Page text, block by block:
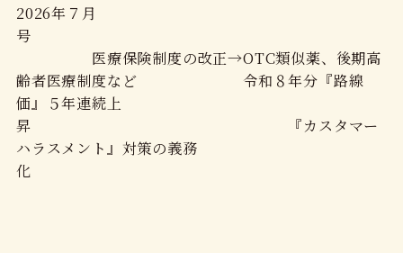
2026年７月
号
医療保険制度の改正→OTC類似薬、後期高
齢者医療制度など 令和８年分『路線
価』５年連続上
昇 『カスタマー
ハラスメント』対策の義務
化